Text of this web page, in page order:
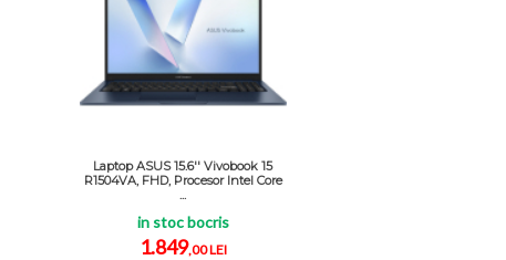
Laptop ASUS 15.6'' Vivobook 15
R1504VA, FHD, Procesor Intel Core
...
in stoc bocris
1.849,00 LEI